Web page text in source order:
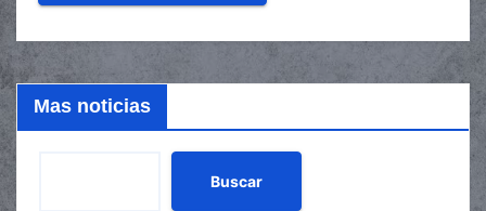
Mas noticias
Buscar